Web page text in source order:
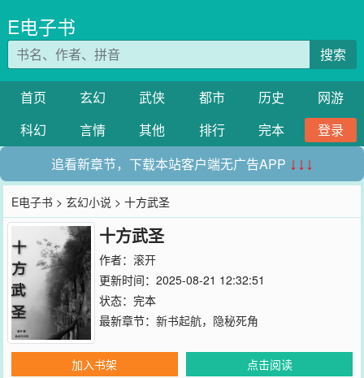
E电子书
搜索
首页 玄幻 武侠 都市 历史
网游
科幻
言情 其他 排行 完本
登录
追看新章节，下载本站客户端无广告APP ↓↓↓
E电子书 >玄幻小说 > 十方武圣
十方武圣
作者： 滚开
更新时间：2025-08-21 12:32:51
状态：完本
最新章节： 新书起航，隐秘死角
加入书架
点击阅读